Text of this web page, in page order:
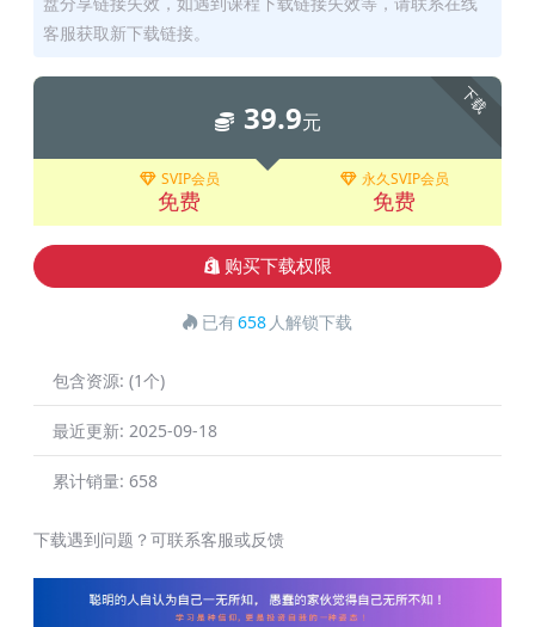
客服获取新下载链接。
下载
39.9元
SVIP会员
免费
永久SVIP会员
免费
购买下载权限
已有658 人解锁下载
包含资源: (1个)
最近更新: 2025-09-18
累计销量: 658
下载遇到问题？可联系客服或反馈